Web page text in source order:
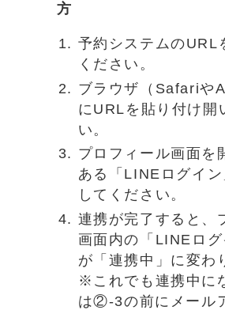
方
予約システムのURL
ください。
ブラウザ（Safariや
にURLを貼り付け開
い。
プロフィール画面を
ある「LINEログイ
してください。
連携が完了すると、
画面内の「LINEロ
が「連携中」に変わ
※これでも連携中に
は②-3の前にメール